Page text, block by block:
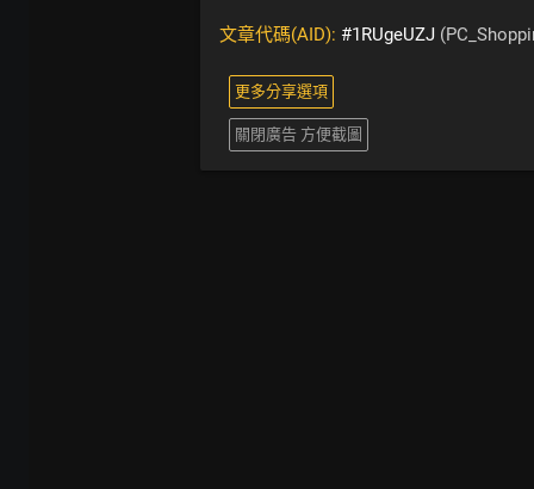
文章代碼(AID): #1RUgeUZJ
更多分享選項
關閉廣告 方便截圖